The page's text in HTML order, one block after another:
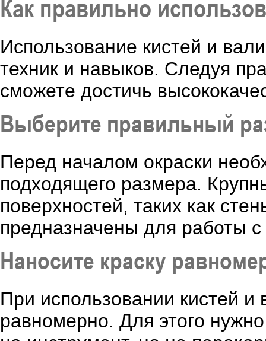
Как правильно
Использование кистей и
техник и навыков. Следуя
сможете достичь
Выберите правильный
Перед началом окраски
подходящего размера.
поверхностей, таких как
предназначены для работы
Наносите краску
При использовании кистей и
равномерно. Для этого